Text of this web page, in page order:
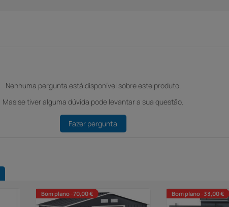
Nenhuma pergunta está disponível sobre este produto.
Mas se tiver alguma dúvida pode levantar a sua questão.
Fazer pergunta
Bom plano -70,00 € Bom plano -33,00 €